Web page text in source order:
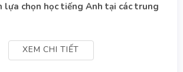
lựa chọn học tiếng Anh tại các trung
XEM CHI TIẾT